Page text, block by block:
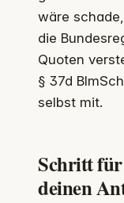
wäre
die
Quoten
§ 37d
selbst mit.
Schritt
deinen